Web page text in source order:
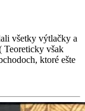
všetky výtlačky a
Teoreticky však
ktoré ešte